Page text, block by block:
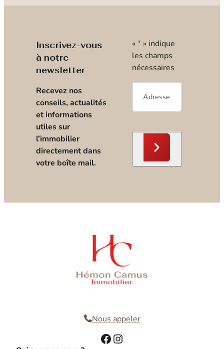
Inscrivez-vous
à notre
newsletter
Recevez nos
conseils, actualités
et informations
utiles sur
l’immobilier
directement dans
votre boîte mail.
« * » indique
les champs
nécessaires
E-
mail*
Nous appeler
Facebook Instagram